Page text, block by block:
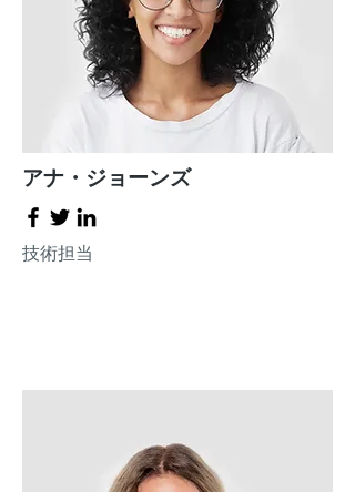
アナ・ジョーンズ
技術担当